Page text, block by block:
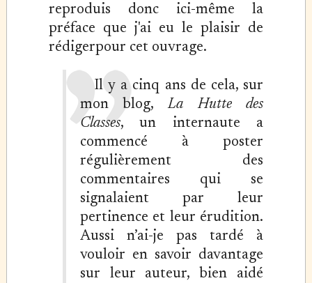
reproduis donc ici-même la
préface que j'ai eu le plaisir de
rédigerpour cet ouvrage.
Il y a cinq ans de cela, sur
mon blog,La Hutte des
Classes, un internaute a
commencé à poster
régulièrement des
commentaires qui se
signalaient par leur
pertinence et leur érudition.
Aussi n’ai-je pas tardé à
vouloir en savoir davantage
sur leur auteur, bien aidé